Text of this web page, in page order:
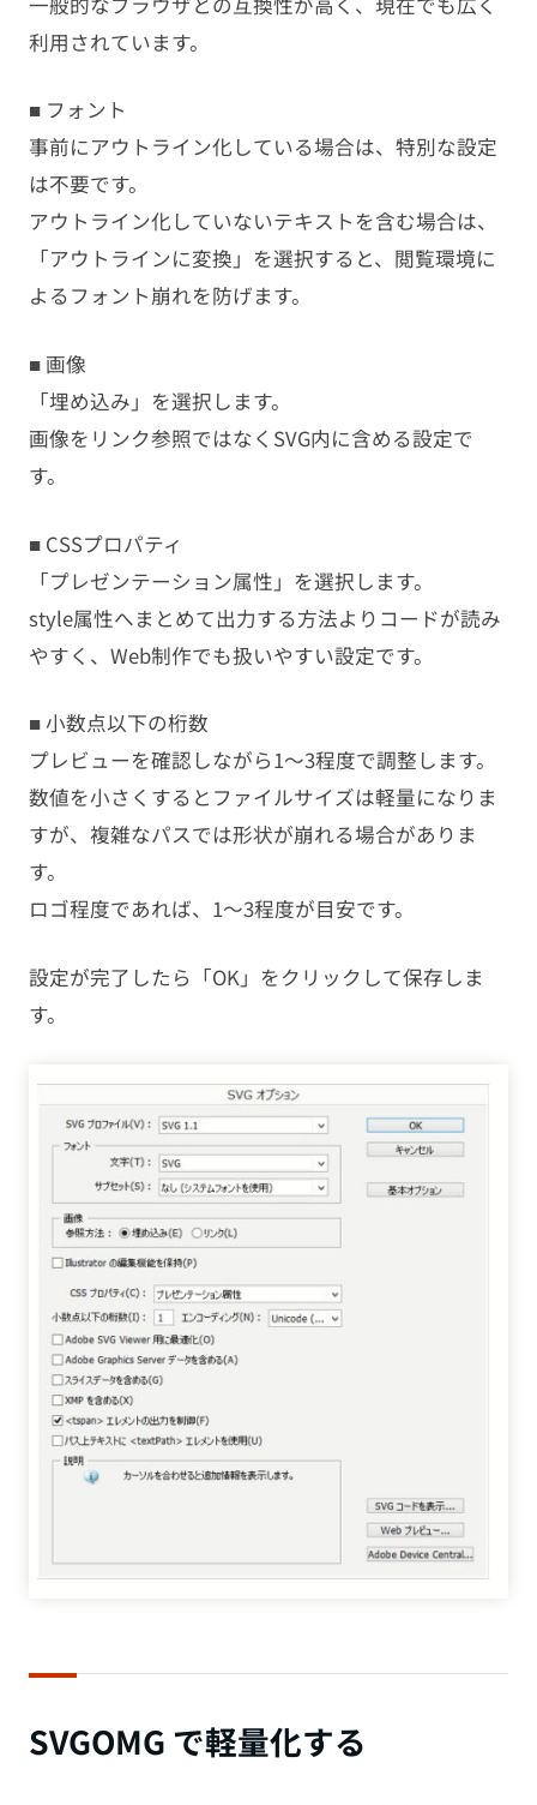
利用されています。
■ フォント
事前にアウトライン化している場合は、特別な設定
は不要です。
アウトライン化していないテキストを含む場合は、
「アウトラインに変換」を選択すると、閲覧環境に
よるフォント崩れを防げます。
■ 画像
「埋め込み」を選択します。
画像をリンク参照ではなくSVG内に含める設定で
す。
■ CSSプロパティ
「プレゼンテーション属性」を選択します。
style属性へまとめて出力する方法よりコードが読み
やすく、Web制作でも扱いやすい設定です。
■ 小数点以下の桁数
プレビューを確認しながら1〜3程度で調整します。
数値を小さくするとファイルサイズは軽量になりま
すが、複雑なパスでは形状が崩れる場合がありま
す。
ロゴ程度であれば、1〜3程度が目安です。
設定が完了したら「OK」をクリックして保存しま
す。
SVGOMG で軽量化する